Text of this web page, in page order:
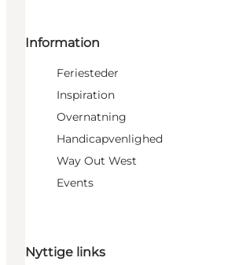
Information
Feriesteder
Inspiration
Overnatning
Handicapvenlighed
Way Out West
Events
Nyttige links